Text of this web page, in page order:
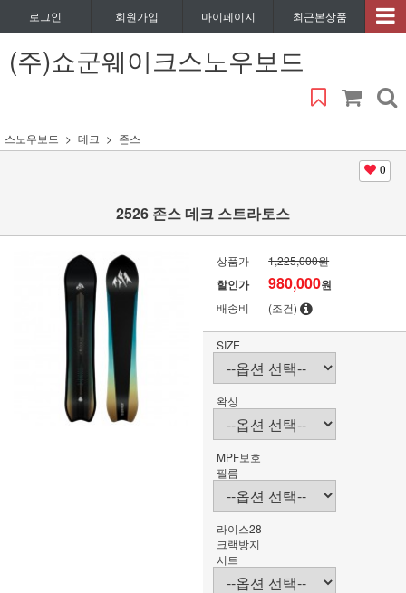
로그인 회원가입 마이페이지 최근본상품
(주)쇼군웨이크스노우보드
스노우보드 데크 존스
0
2526 존스 데크 스트라토스
상품가 1,225,000원
할인가 980,000원
배송비 (조건)
SIZE
왁싱
MPF보호
필름
라이스28
크랙방지
시트